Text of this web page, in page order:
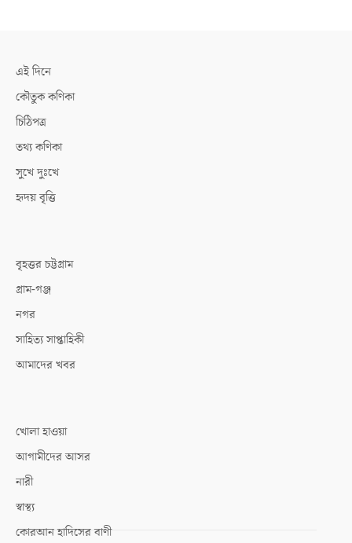
এই দিনে
কৌতুক কণিকা
চিঠিপত্র
তথ্য কণিকা
সুখে দুঃখে
হৃদয় বৃত্তি
বৃহত্তর চট্টগ্রাম
গ্রাম-গঞ্জ
নগর
সাহিত্য সাপ্তাহিকী
আমাদের খবর
খোলা হাওয়া
আগামীদের আসর
নারী
স্বাস্থ্য
কোরআন হাদিসের বাণী